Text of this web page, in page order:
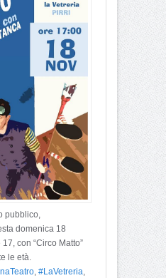
pubblico,
domenica 18
con “Circo Matto”
le età.
, #LaVetreria,